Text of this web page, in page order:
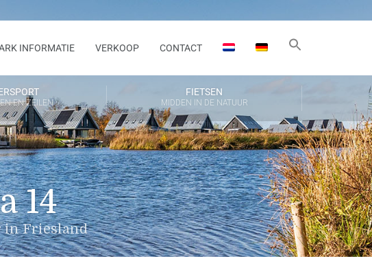
INFORMATIE VERKOOP CONTACT
EN ZEILEN
FIETSEN
MIDDEN IN DE NATUUR
14
in Friesland